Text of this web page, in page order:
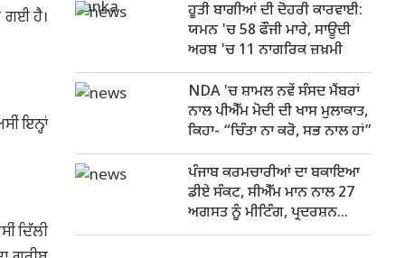
ਗਈ ਹੈ।
ਇਨ੍ਹਾਂ
ਦਿੱਲੀ
ਹੂਤੀ ਬਾਗੀਆਂ ਦੀ ਦੋਹਰੀ ਕਾਰਵਾਈ:
ਯਮਨ 'ਚ 58 ਫੌਜੀ ਮਾਰੇ, ਸਾਊਦੀ
ਅਰਬ 'ਚ 11 ਨਾਗਰਿਕ ਜ਼ਖ਼ਮੀ
NDA 'ਚ ਸ਼ਾਮਲ ਨਵੇਂ ਸੰਸਦ ਮੈਂਬਰਾਂ
ਨਾਲ ਪੀਐੱਮ ਮੋਦੀ ਦੀ ਖਾਸ ਮੁਲਾਕਾਤ,
ਕਿਹਾ- “ਚਿੰਤਾ ਨਾ ਕਰੋ, ਸਭ ਨਾਲ ਹਾਂ”
ਪੰਜਾਬ ਕਰਮਚਾਰੀਆਂ ਦਾ ਬਕਾਇਆ
ਡੀਏ ਸੰਕਟ, ਸੀਐੱਮ ਮਾਨ ਨਾਲ 27
ਅਗਸਤ ਨੂੰ ਮੀਟਿੰਗ, ਪ੍ਰਦਰਸ਼ਨ
ਦੌਰਾਨ ਪੁਲਿਸ ਨਾਲ ਝੜਪ